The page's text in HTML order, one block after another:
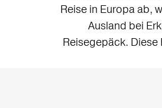
Reise in Europa ab,
Ausland bei
Reisegepäck.